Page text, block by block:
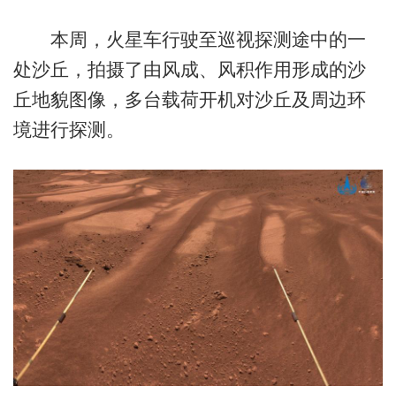
本周，火星车行驶至巡视探测途中的一
处沙丘，拍摄了由风成、风积作用形成的沙
丘地貌图像，多台载荷开机对沙丘及周边环
境进行探测。